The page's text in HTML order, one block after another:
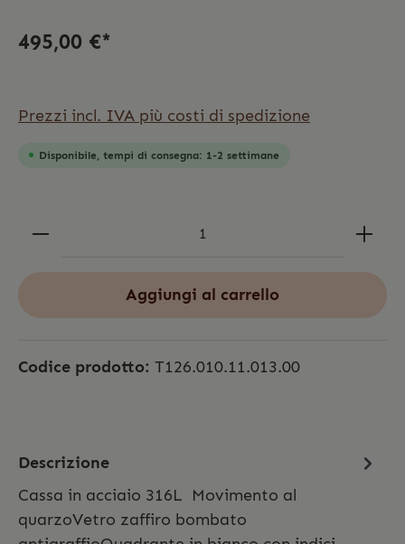
495,00 €*
Prezzi incl. IVA più costi di spedizione
Disponibile, tempi di consegna: 1-2 settimane
Aggiungi al carrello
Codice prodotto: T126.010.11.013.00
Descrizione
Cassa in acciaio 316L Movimento al
quarzoVetro zaffiro bombato